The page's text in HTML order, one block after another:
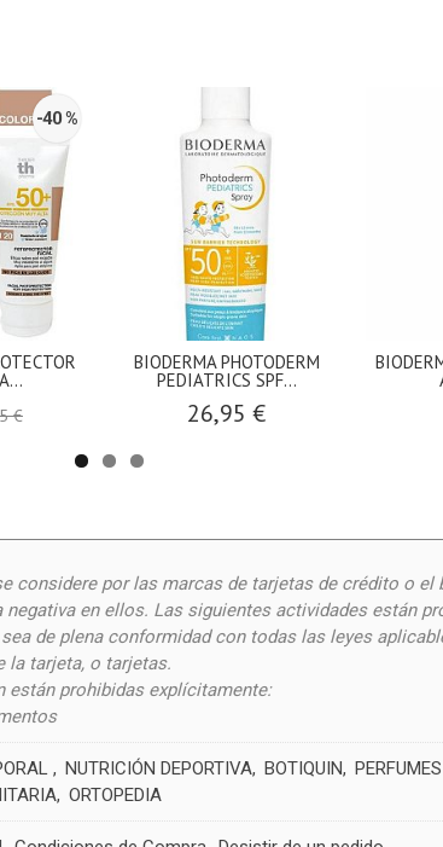
-40 %
€
BIODERMA PHOTODERM
PEDIATRICS SPF...
26,95 €
considere por las marcas de tarjetas de crédito o el
en ellos. Las siguientes actividades están
de plena conformidad con todas las leyes
la tarjeta, o tarjetas.
están prohibidas explícitamente:
NUTRICIÓN DEPORTIVA BOTIQUIN
ORTOPEDIA